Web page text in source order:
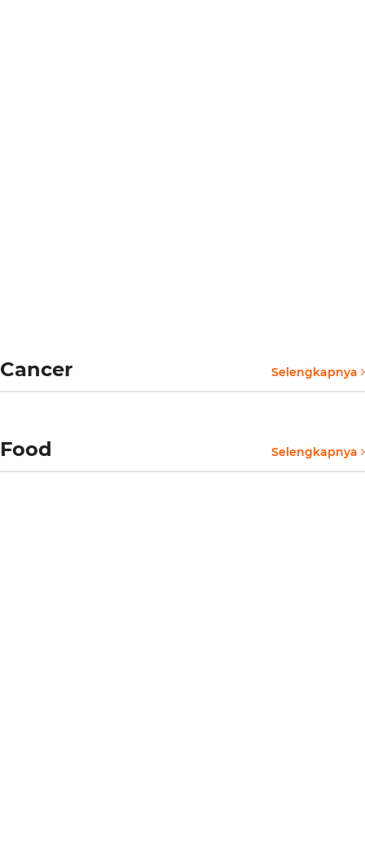
Cancer Selengkapnya
Food Selengkapnya